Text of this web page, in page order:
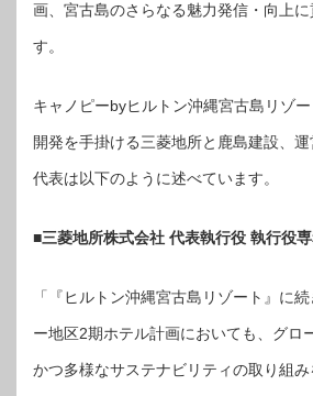
画、宮古島のさらなる魅力発信・向上に
す。
キャノピーbyヒルトン沖縄宮古島リゾー
開発を手掛ける三菱地所と鹿島建設、
代表は以下のように述べています。
■三菱地所株式会社 代表執行役 執行役
「『ヒルトン沖縄宮古島リゾート』に
ー地区2期ホテル計画においても、グロ
かつ多様なサステナビリティの取り組